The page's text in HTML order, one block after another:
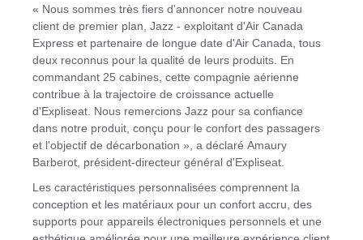
« Nous sommes très fiers d'annoncer notre nouveau
client de premier plan, Jazz - exploitant d'Air Canada
Express et partenaire de longue date d'Air Canada, tous
deux reconnus pour la qualité de leurs produits. En
commandant 25 cabines, cette compagnie aérienne
contribue à la trajectoire de croissance actuelle
d'Expliseat. Nous remercions Jazz pour sa confiance
dans notre produit, conçu pour le confort des passagers
et l'objectif de décarbonation », a déclaré Amaury
Barberot, président-directeur général d'Expliseat.
Les caractéristiques personnalisées comprennent la
conception et les matériaux pour un confort accru, des
supports pour appareils électroniques personnels et une